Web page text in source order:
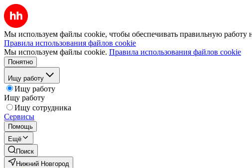
Мы используем файлы cookie, чтобы обеспечивать правильную работу
Правила использования файлов cookie
Мы используем файлы cookie. Правила использования файлов cookie
Понятно
Ищу работу
Ищу работу
Ищу работу
Ищу сотрудника
Сервисы
Помощь
Ещё
Поиск
Нижний Новгород